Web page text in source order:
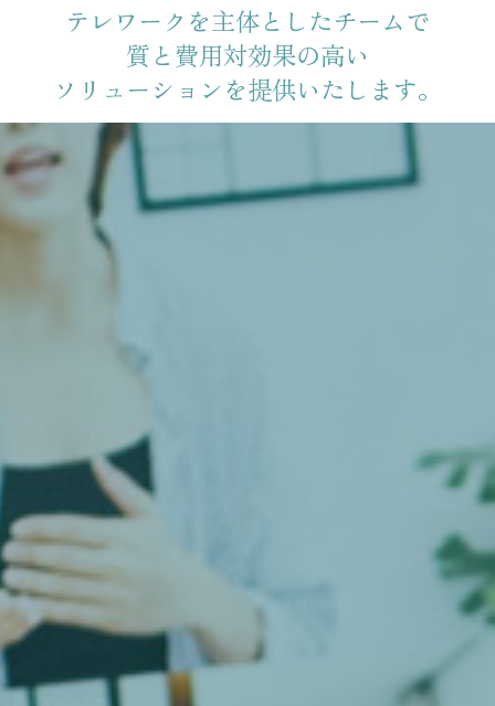
テレワークを主体としたチームで
質と費用対効果の高い
ソリューションを提供いたします。